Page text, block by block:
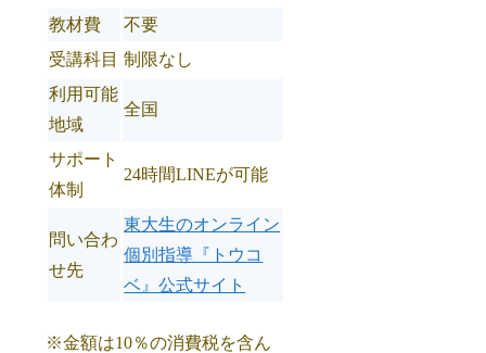
教材費
不要
受講科目 制限なし
利用可能
地域
全国
サポート
体制
24時間LINEが可能
問い合わ
せ先
東大生のオンライン
個別指導『トウコ
ベ』公式サイト
※金額は10％の消費税を含ん